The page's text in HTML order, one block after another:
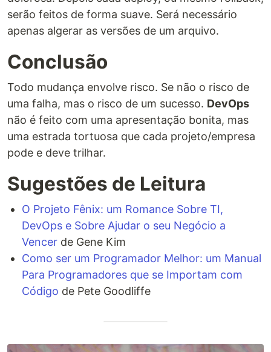
serão feitos de forma suave. Será necessário
apenas algerar as versões de um arquivo.
Conclusão
Todo mudança envolve risco. Se não o risco de
uma falha, mas o risco de um sucesso. DevOps
não é feito com uma apresentação bonita, mas
uma estrada tortuosa que cada projeto/empresa
pode e deve trilhar.
Sugestões de Leitura
O Projeto Fênix: um Romance Sobre TI,
DevOps e Sobre Ajudar o seu Negócio a
Vencer de Gene Kim
Como ser um Programador Melhor: um Manual
Para Programadores que se Importam com
Código de Pete Goodliffe